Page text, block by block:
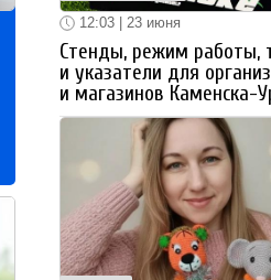
12:03 | 23 июня
Стенды, режим работы,
и указатели для
и магазинов Каменска-